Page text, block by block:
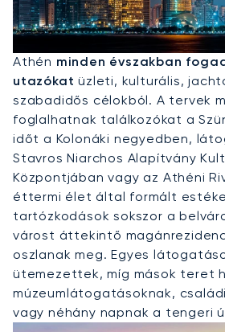
Privát Jet Bérlése
Athén minden évszakban
utazókat üzleti, kulturális,
szabadidős célokból. A tervek
foglalhatnak találkozókat a
időt a Kolonáki negyedben,
Stavros Niarchos Alapítvány
Központjában vagy az Athéni
éttermi élet által formált
tartózkodások sokszor a
várost áttekintő
oszlanak meg. Egyes
ütemezettek, míg mások teret
múzeumlátogatásoknak,
vagy néhány napnak a tengeri